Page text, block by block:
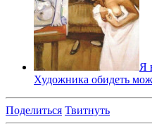
Я
Художника обидеть
Поделиться Твитнуть